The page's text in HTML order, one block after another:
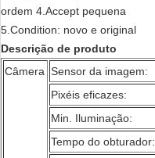
ordem 4.Accept pequena
5.Condition: novo e original
Descrição de produto
Câmera Sensor da imagem:
Pixéis eficazes:
Min. Iluminação:
Tempo do obturador: